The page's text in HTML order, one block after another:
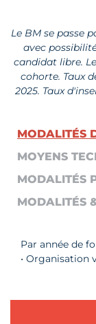
Le BM se passe
avec
candidat libre.
cohorte. Taux
2025. Taux
MODALITÉS
MOYENS
MODALITÉS
MODALITÉS
Par année de
• Organisation